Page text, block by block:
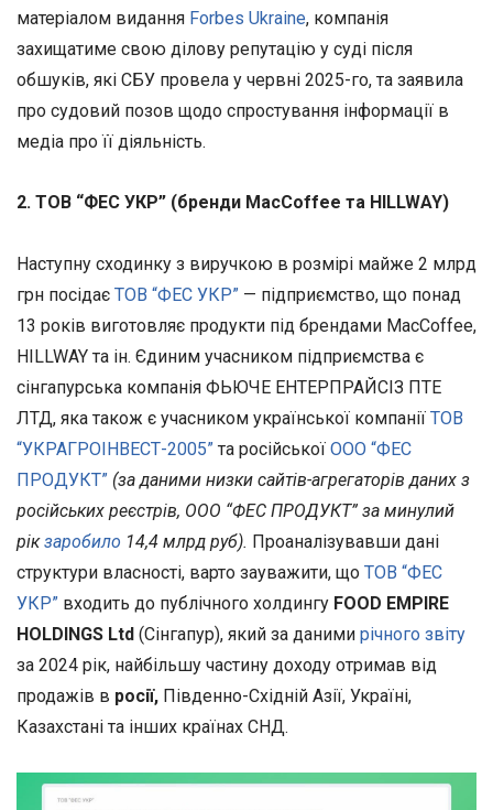
матеріалом видання Forbes Ukraine, компанія
захищатиме свою ділову репутацію у суді після
обшуків, які СБУ провела у червні 2025-го, та заявила
про судовий позов щодо спростування інформації в
медіа про її діяльність.
2. ТОВ “ФЕС УКР” (бренди MacCoffee та HILLWAY)
Наступну сходинку з виручкою в розмірі майже 2 млрд
грн посідає ТОВ “ФЕС УКР” — підприємство, що понад
13 років виготовляє продукти під брендами MacCoffee,
HILLWAY та ін. Єдиним учасником підприємства є
сінгапурська компанія ФЬЮЧЕ ЕНТЕРПРАЙСІЗ ПТЕ
ЛТД, яка також є учасником української компанії ТОВ
“УКРАГРОІНВЕСТ-2005” та російської ООО “ФЕС
ПРОДУКТ” (за даними низки сайтів-агрегаторів даних з
російських реєстрів, ООО “ФЕС ПРОДУКТ” за минулий
рік заробило 14,4 млрд руб). Проаналізувавши дані
структури власності, варто зауважити, що ТОВ “ФЕС
УКР” входить до публічного холдингу FOOD EMPIRE
HOLDINGS Ltd (Сінгапур), який за даними річного звіту
за 2024 рік, найбільшу частину доходу отримав від
продажів в росії, Південно-Східній Азії, Україні,
Казахстані та інших країнах СНД.